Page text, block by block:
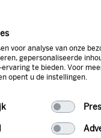
je altijd van een
toch lager zijn
de pomp. Zo ben je
voor analyse van onze
gepersonaliseerde
te bieden. Voor
opent u de instellingen.